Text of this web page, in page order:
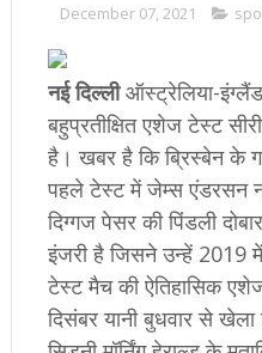
December 07, 2021
नई दिल्लीऑस्ट्रेलिया-
बहुप्रतीक्षित एशेज टेस्ट
है। खबर है कि ब्रिस्बेन के
पहले टेस्ट में जेम्स एंडरसन
दिग्गज पेसर की पिंडली
इंजरी है जिसने उन्हें 2019
टेस्ट मैच की ऐतिहासिक
दिसंबर यानी बुधवार से